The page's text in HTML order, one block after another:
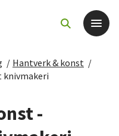
/ Hantverk & konst /
knivmakeri
-